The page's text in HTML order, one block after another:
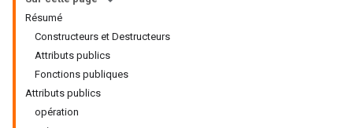
Résumé
Constructeurs et Destructeurs
Attributs publics
Fonctions publiques
Attributs publics
opération